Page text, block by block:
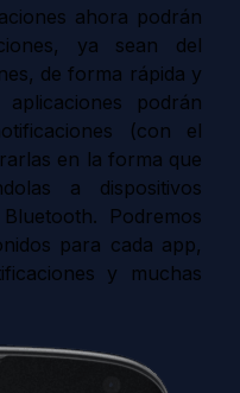
ahora podrán
ya sean del
de forma rápida y
podrán
(con el
en la forma que
a dispositivos
Podremos
para cada app,
y muchas